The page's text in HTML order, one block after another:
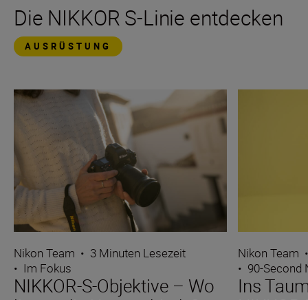
Die NIKKOR S-Linie entdecken
AUSRÜSTUNG
Nikon Team • 3 Minuten Lesezeit
• Im Fokus
NIKKOR-S-Objektive – Wo
Nikon Team
• 90-Second
Ins